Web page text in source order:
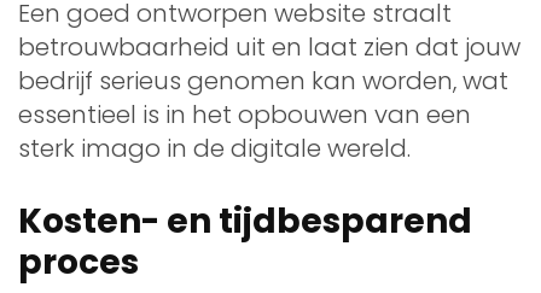
Een goed ontworpen website straalt
betrouwbaarheid uit en laat zien dat jouw
bedrijf serieus genomen kan worden, wat
essentieel is in het opbouwen van een
sterk imago in de digitale wereld.
Kosten- en tijdbesparend
proces